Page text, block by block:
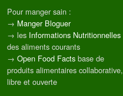
Pour manger sain :
→ Manger Bloguer
→ les Informations Nutritionnelles
des aliments courants
→ Open Food Facts base de
produits alimentaires collaborative,
libre et ouverte